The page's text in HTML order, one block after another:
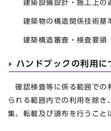
建築設備設計・施工上の
建築物の構造関係技術基
建築構造審査・検査要領
ハンドブックの利用に
確認検査等に係る範囲での
られる範囲内での利用を除き
集、転載及び頒布を行うこと